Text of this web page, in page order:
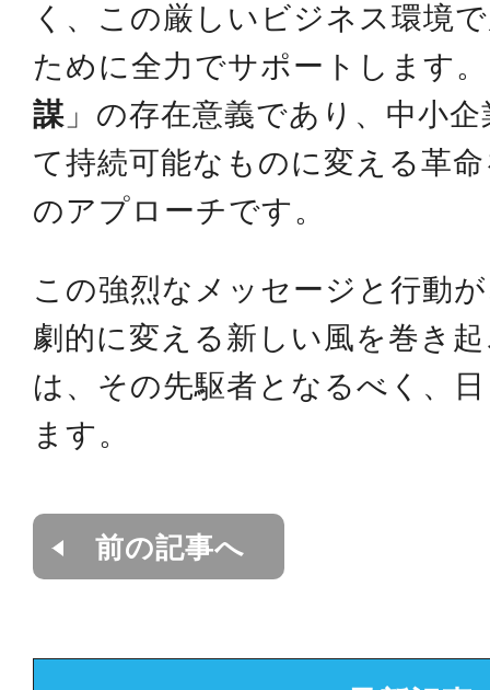
く、この厳しいビジネス環境
ために全力でサポートします
謀 」の存在意義であり、中小
て持続可能なものに変える革
のアプローチです。
この強烈なメッセージと行動
劇的に変える新しい風を巻き
は、その先駆者となるべく、
ます。
前の記事へ